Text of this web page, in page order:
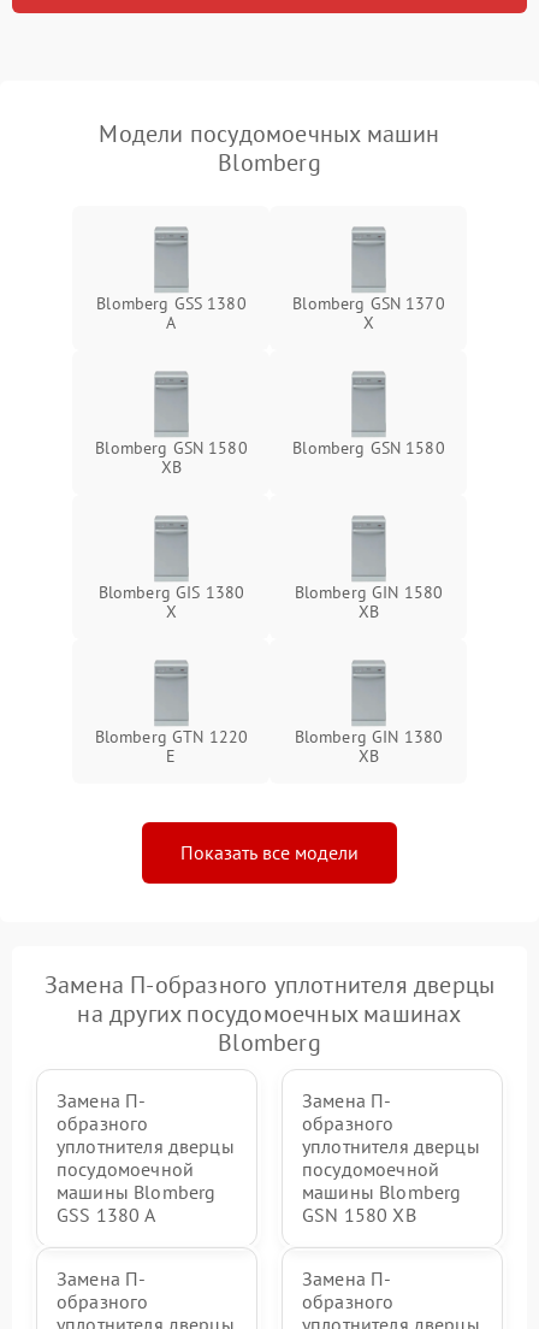
Модели посудомоечных машин
Blomberg
Blomberg GSS 1380
А
Blomberg GSN 1370
X
Blomberg GSN 1580
XB
Blomberg GSN 1580
Blomberg GIS 1380
X
Blomberg GIN 1580
XB
Blomberg GTN 1220
E
Blomberg GIN 1380
XB
Показать все модели
Замена П-образного уплотнителя дверцы
на других посудомоечных машинах
Blomberg
Замена П-
образного
уплотнителя дверцы
посудомоечной
машины Blomberg
GSS 1380 А
Замена П-
образного
уплотнителя дверцы
посудомоечной
машины Blomberg
GSN 1580 XB
Замена П-
образного
Замена П-
образного